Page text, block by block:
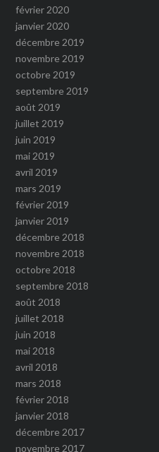
février 2020
janvier 2020
décembre 2019
novembre 2019
octobre 2019
septembre 2019
août 2019
juillet 2019
juin 2019
mai 2019
avril 2019
mars 2019
février 2019
janvier 2019
décembre 2018
novembre 2018
octobre 2018
septembre 2018
août 2018
juillet 2018
juin 2018
mai 2018
avril 2018
mars 2018
février 2018
janvier 2018
décembre 2017
novembre 2017